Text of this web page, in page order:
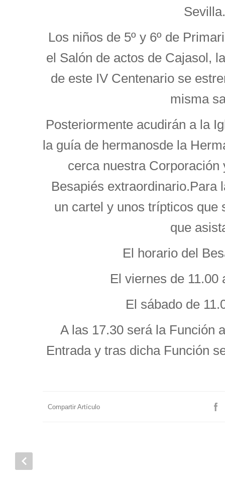
Sevilla.
Los niños de 5º y 6º de
el Salón de actos de Cajasol,
de este IV Centenario se
misma
Posteriormente acudirán a la
la guía de hermanosde la
cerca nuestra Corporación
Besapiés extraordinario.Para
un cartel y unos trípticos que
que
El horario del
El viernes de 11.00
El sábado de
A las 17.30 será la Función
Entrada y tras dicha Función
Compartir Artículo